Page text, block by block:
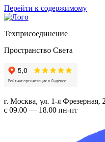
Перейти к содержимому
Техприсоединение
Пространство Света
г. Москва, ул. 1-я Фрезерная,
с 09.00 — 18.00 пн-пт